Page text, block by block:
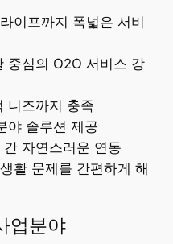
이프까지 폭넓은 서비
중심의 O2O 서비스 강
니즈까지 충족
야 솔루션 제공
자연스러운 연동
활 문제를 간편하게 해
업분야